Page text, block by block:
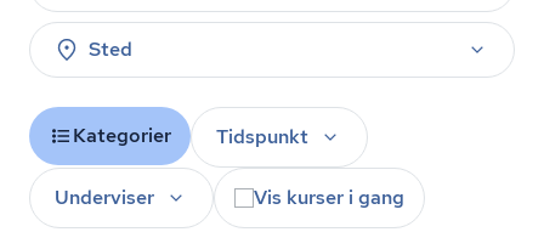
Sted
Kategorier Tidspunkt
Underviser Vis kurser i gang